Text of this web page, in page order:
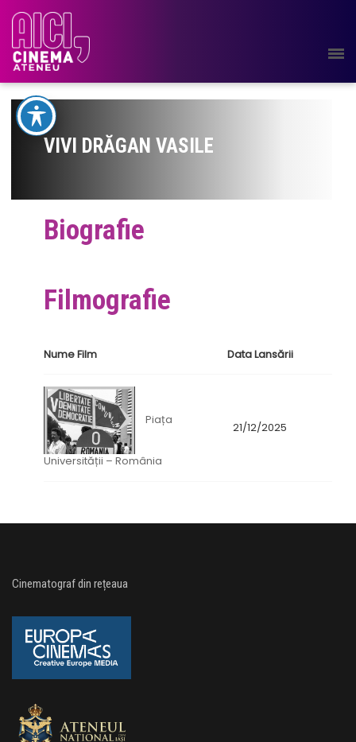
VIVI DRĂGAN VASILE
Biografie
Filmografie
Nume Film Data Lansării
Piața
Universității – România
21/12/2025
Cinematograf din rețeaua